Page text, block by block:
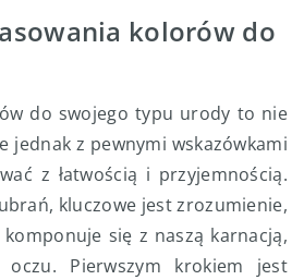
kolorów do
do swojego typu urody to nie
jednak z pewnymi wskazówkami
z łatwością i przyjemnością.
kluczowe jest zrozumienie,
się z naszą karnacją,
oczu. Pierwszym krokiem jest